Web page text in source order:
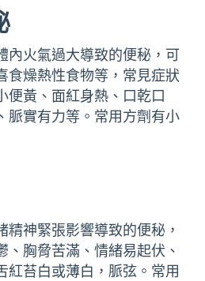
內火氣過大導致的便秘，可
食燥熱性食物等，常見症狀
便黃、面紅身熱、口乾口
脈實有力等。常用方劑有小
精神緊張影響導致的便秘，
、胸脅苦滿、情緒易起伏、
紅苔白或薄白，脈弦。常用